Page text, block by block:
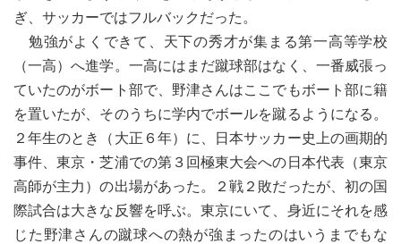
ぎ、サッカーではフルバックだった。
勉強がよくできて、天下の秀才が集まる第一高等学校
（一高）へ進学。一高にはまだ蹴球部はなく、一番威張っ
ていたのがボート部で、野津さんはここでもボート部に籍
を置いたが、そのうちに学内でボールを蹴るようになる。
２年生のとき（大正６年）に、日本サッカー史上の画期的
事件、東京・芝浦での第３回極東大会への日本代表（東京
高師が主力）の出場があった。２戦２敗だったが、初の国
際試合は大きな反響を呼ぶ。東京にいて、身近にそれを感
じた野津さんの蹴球への熱が強まったのはいうまでもな